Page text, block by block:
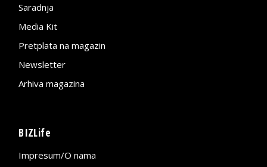
Saradnja
Media Kit
Pretplata na magazin
Newsletter
Arhiva magazina
BIZLife
Impresum/O nama